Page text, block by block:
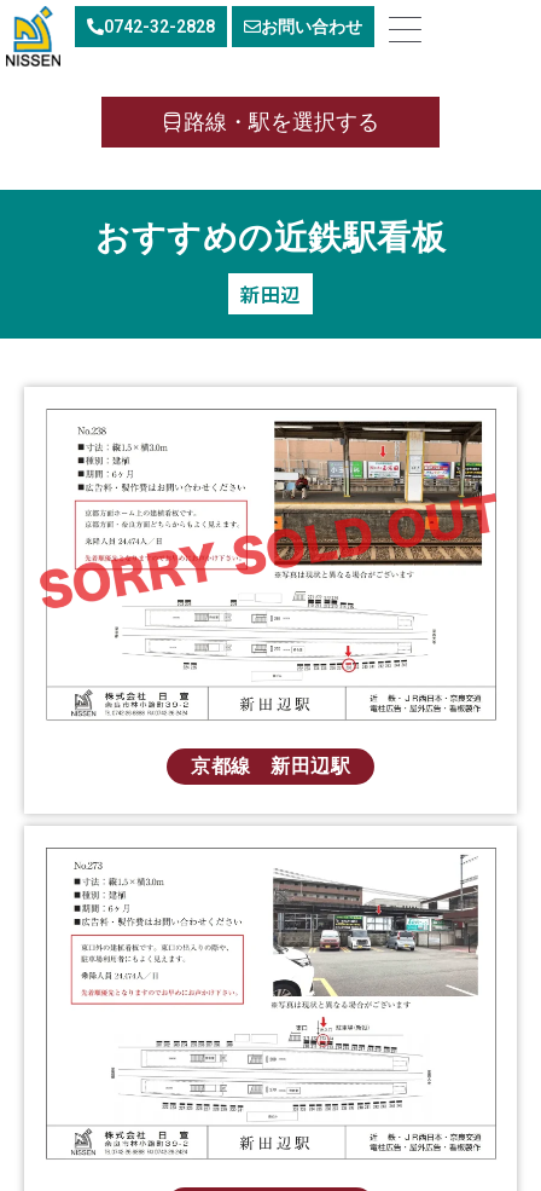
内
容
を
0742-32-2828 お問い合わせ
路線・駅を選択する
おすすめの近鉄駅看板
新田辺
京都線 新田辺駅